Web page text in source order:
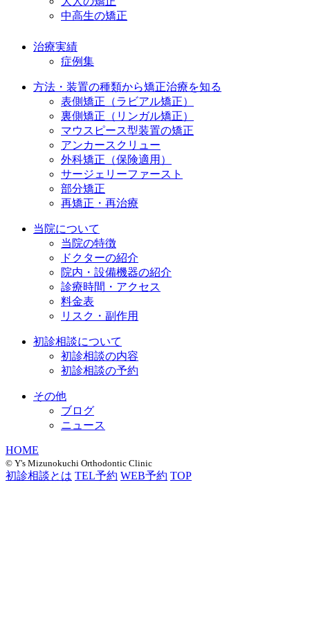
中高生の矯正
治療実績
症例集
方法・装置の種類から矯正治療を知る
表側矯正（ラビアル矯正）
裏側矯正（リンガル矯正）
マウスピース型装置の矯正
アンカースクリュー
外科矯正（保険適用）
サージェリーファースト
部分矯正
再矯正・再治療
当院について
当院の特徴
ドクターの紹介
院内・設備機器の紹介
診療時間・アクセス
料金表
リスク・副作用
初診相談について
初診相談の内容
初診相談の予約
その他
ブログ
ニュース
HOME
©︎ Y's Mizunokuchi Orthodontic Clinic
初診相談とは TEL予約 WEB予約 TOP